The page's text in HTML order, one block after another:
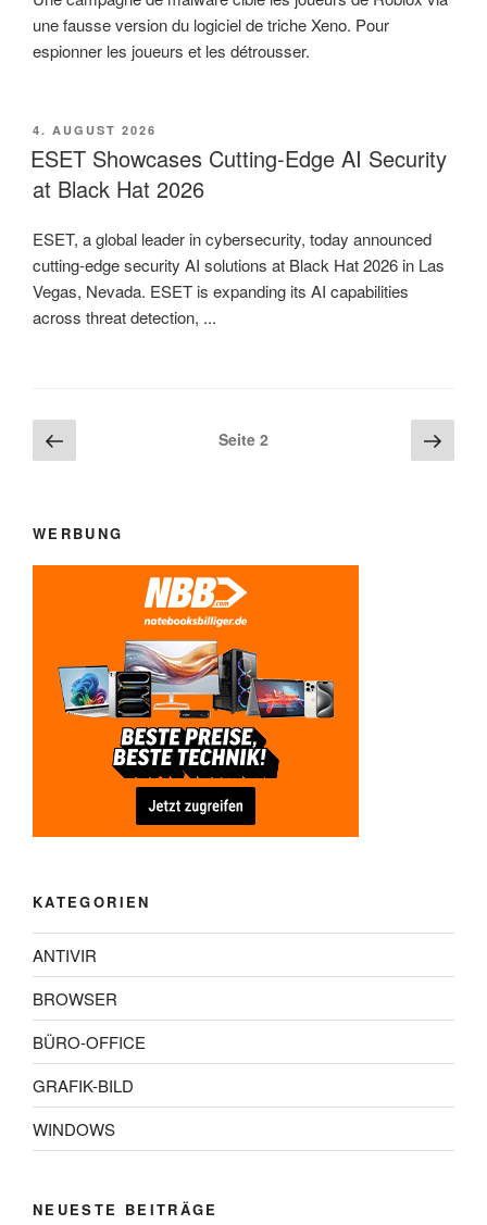
une fausse version du logiciel de triche Xeno. Pour
espionner les joueurs et les détrousser.
VERÖFFENTLICHT
AM
4. AUGUST 2026
ESET Showcases Cutting-Edge AI Security
at Black Hat 2026
ESET, a global leader in cybersecurity, today announced
cutting-edge security AI solutions at Black Hat 2026 in Las
Vegas, Nevada. ESET is expanding its AI capabilities
across threat detection, ...
Beitragsnavigation
Seite
Seite 2
Seite
WERBUNG
KATEGORIEN
ANTIVIR
BROWSER
BÜRO-OFFICE
GRAFIK-BILD
WINDOWS
NEUESTE BEITRÄGE